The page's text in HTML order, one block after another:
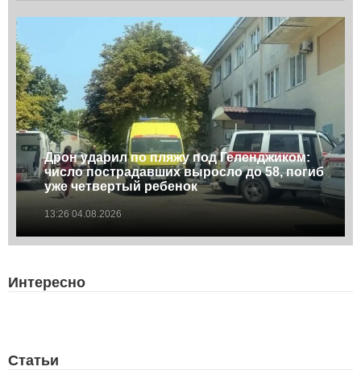
Дрон ударил по пляжу под Геленджиком:
число пострадавших выросло до 58, погиб
уже четвертый ребенок
13:26 04.08.2026
Интересно
Статьи